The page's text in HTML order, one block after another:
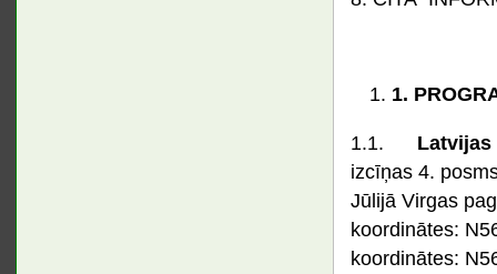
1.
1.1.
izcīņas 4.
Jūlijā Virgas
koordinātes:
koordinātes: